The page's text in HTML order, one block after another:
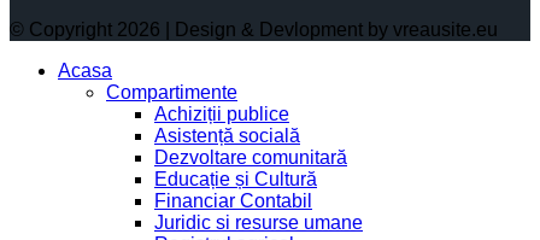
© Copyright 2026 | Design & Devlopment by vreausite.eu
Acasa
Compartimente
Achiziții publice
Asistență socială
Dezvoltare comunitară
Educație și Cultură
Financiar Contabil
Juridic si resurse umane